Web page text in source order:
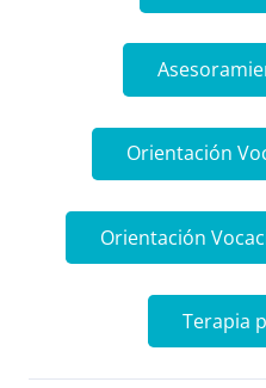
Orientación
Orientación
Terapia